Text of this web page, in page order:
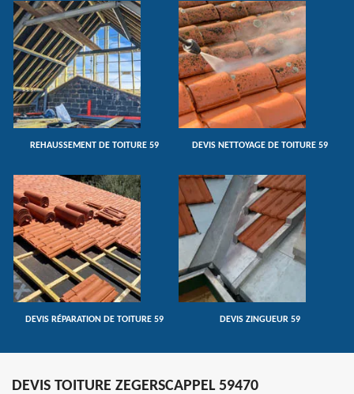
REHAUSSEMENT DE TOITURE 59 DEVIS NETTOYAGE DE TOITURE 59
DEVIS RÉPARATION DE TOITURE 59 DEVIS ZINGUEUR 59
DEVIS TOITURE ZEGERSCAPPEL 59470